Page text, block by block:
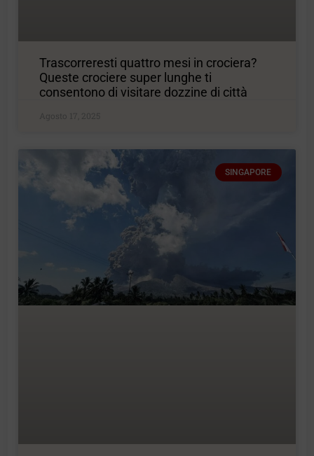
Trascorreresti quattro mesi in crociera?
Queste crociere super lunghe ti
consentono di visitare dozzine di città
Agosto 17, 2025
SINGAPORE